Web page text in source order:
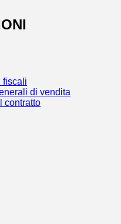
fiscali
di vendita
contratto